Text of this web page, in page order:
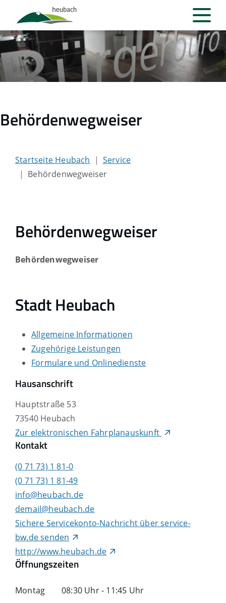
Behördenwegweiser
Startseite Heubach
Service
Behördenwegweiser
Behördenwegweiser
Behördenwegweiser
Stadt Heubach
Allgemeine Informationen
Zugehörige Leistungen
Formulare und Onlinedienste
Hausanschrift
Hauptstraße 53
73540 Heubach
Zur elektronischen Fahrplanauskunft
Kontakt
(0 71 73) 1 81-0
(0 71 73) 1 81-49
info@heubach.de
demail@heubach.de
Sichere Servicekonto-Nachricht über service-
bw.de senden
http://www.heubach.de
Öffnungszeiten
Montag 08:30 Uhr- 11:45 Uhr